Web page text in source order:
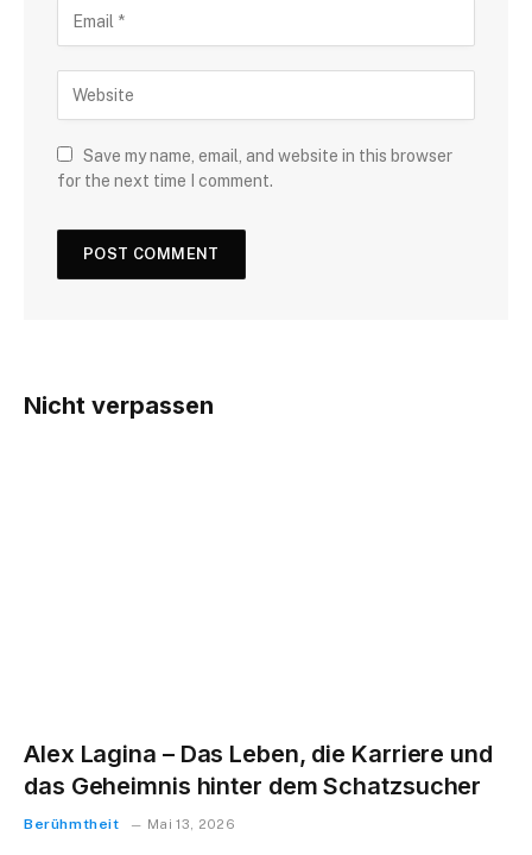
Save my name, email, and website in this browser
for the next time I comment.
Nicht verpassen
Alex Lagina – Das Leben, die Karriere und
das Geheimnis hinter dem Schatzsucher
Berühmtheit Mai 13, 2026